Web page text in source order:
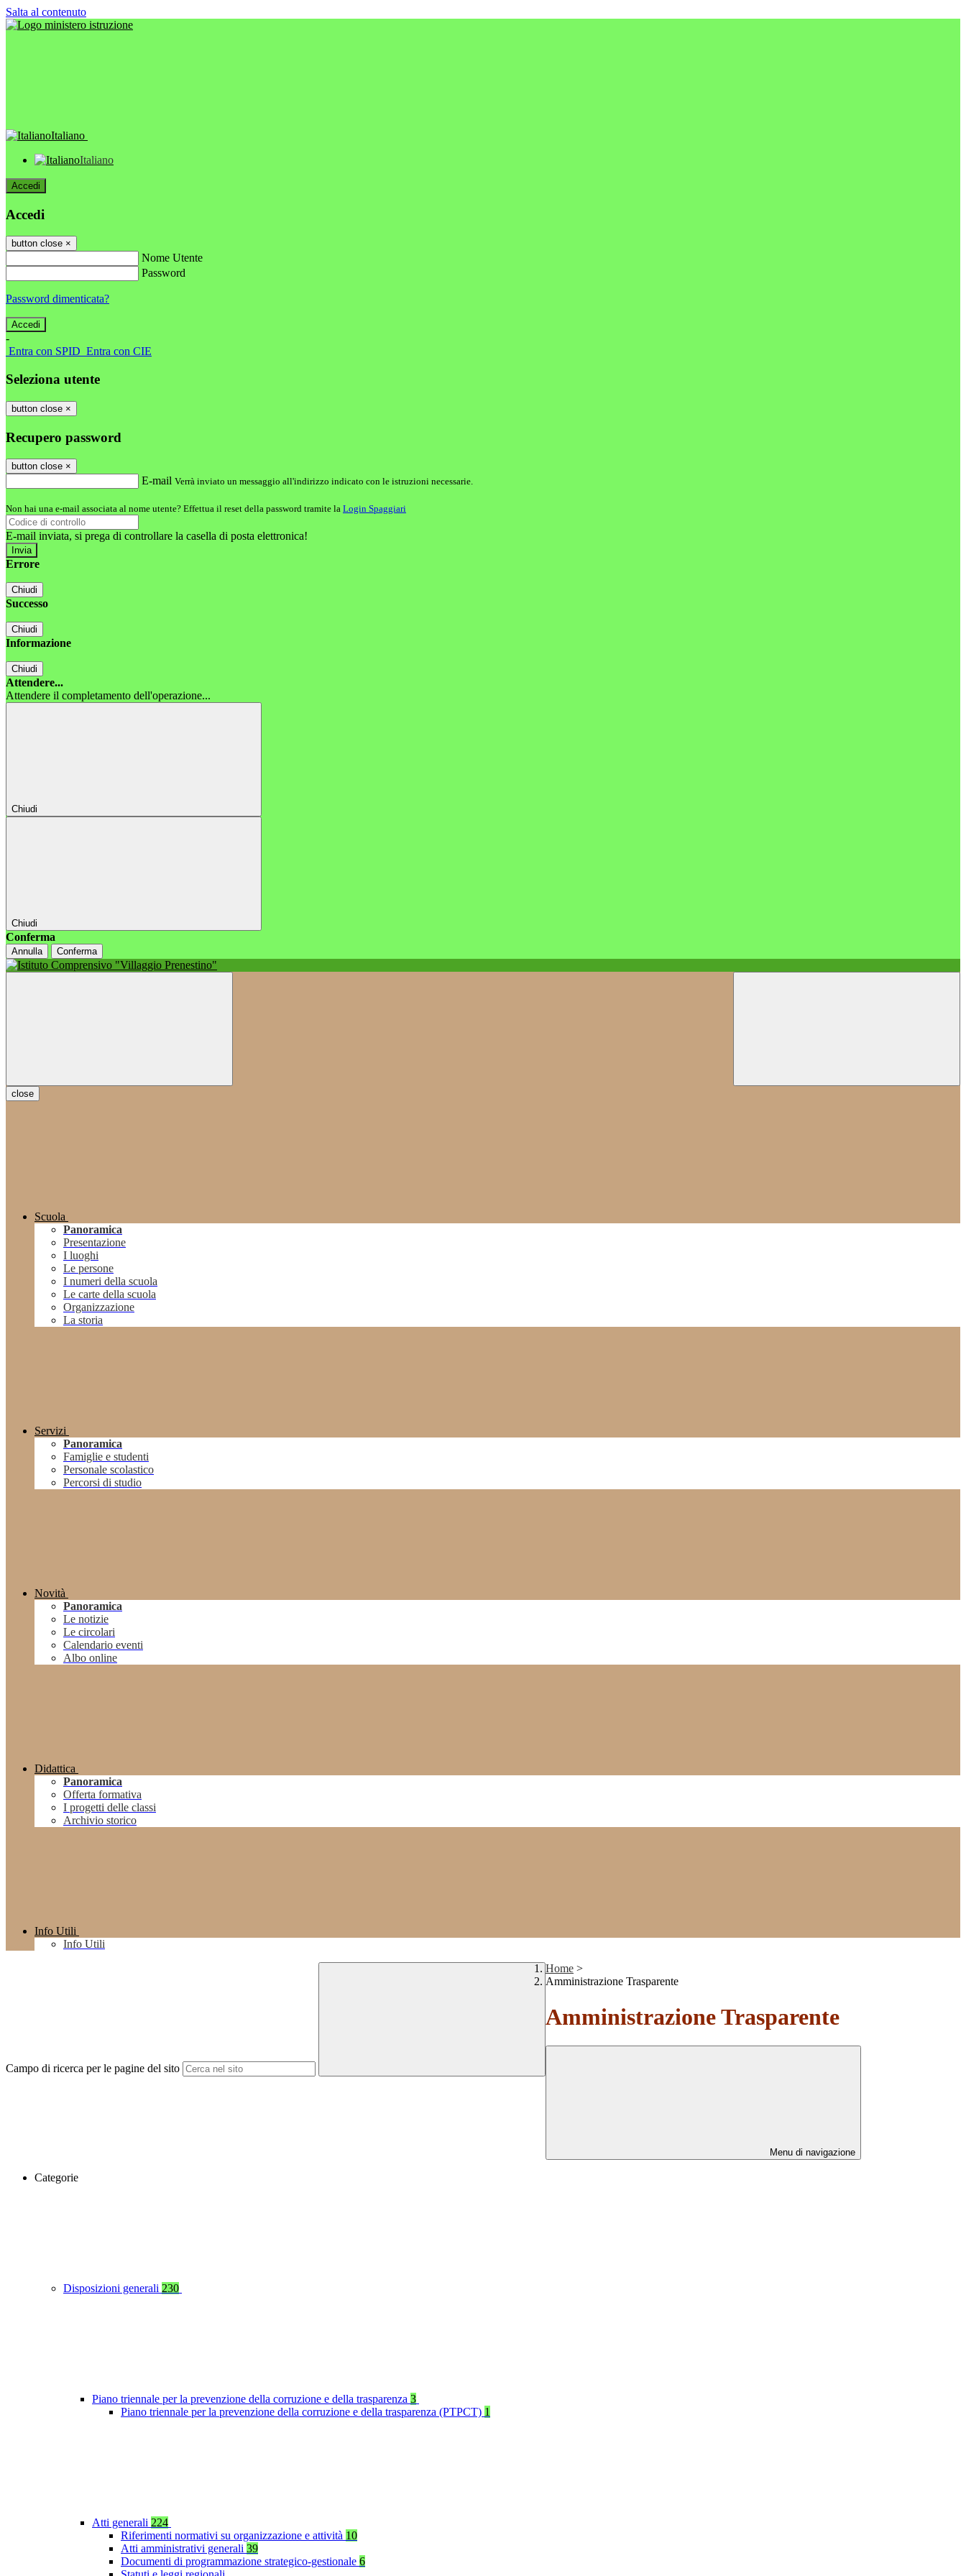
Salta al contenuto
Italiano
Italiano
Accedi
Accedi
button close ×
Nome Utente
Password
Password dimenticata?
-
Entra con SPID Entra con CIE
Seleziona utente
button close ×
Recupero password
button close ×
E-mail Verrà inviato un messaggio all'indirizzo indicato con le istruzioni necessarie.
Non hai una e-mail associata al nome utente? Effettua il reset della password tramite la Login Spaggiari
E-mail inviata, si prega di controllare la casella di posta elettronica!
Errore
Chiudi
Successo
Chiudi
Informazione
Chiudi
Attendere...
Attendere il completamento dell'operazione...
Chiudi
Chiudi
Conferma
Annulla Conferma
close
Scuola
Panoramica
Presentazione
I luoghi
Le persone
I numeri della scuola
Le carte della scuola
Organizzazione
La storia
Servizi
Panoramica
Famiglie e studenti
Personale scolastico
Percorsi di studio
Novità
Panoramica
Le notizie
Le circolari
Calendario eventi
Albo online
Didattica
Panoramica
Offerta formativa
I progetti delle classi
Archivio storico
Info Utili
Info Utili
Campo di ricerca per le pagine del sito
Home >
Amministrazione Trasparente
Amministrazione Trasparente
Menu di navigazione
Categorie
Disposizioni generali 230
Piano triennale per la prevenzione della corruzione e della trasparenza 3
Piano triennale per la prevenzione della corruzione e della trasparenza (PTPCT) 1
Atti generali 224
Riferimenti normativi su organizzazione e attività 10
Atti amministrativi generali 39
Documenti di programmazione strategico-gestionale 6